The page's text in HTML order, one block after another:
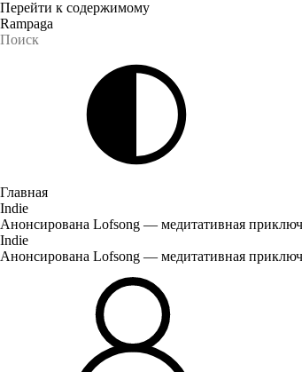
Перейти к содержимому
Rampaga
Главная
Indie
Анонсирована Lofsong — медитативная
Indie
Анонсирована Lofsong — медитативная